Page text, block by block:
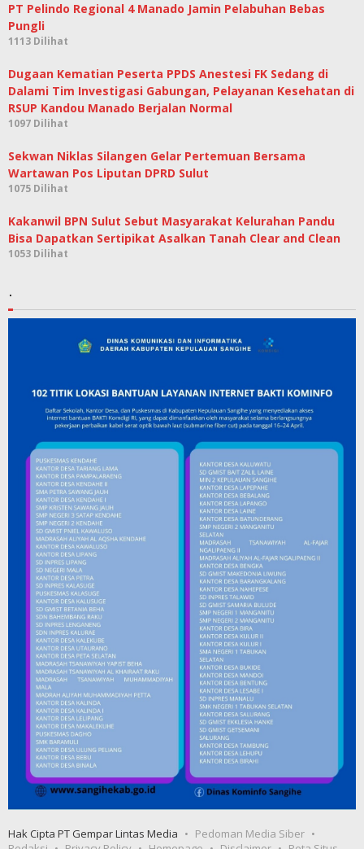
PT Pelindo Regional 4 Manado Jamin Pelabuhan Bebas
Pungli
1113 Dilihat
Dugaan Kematian Peserta PPDS Anestesi FK Sedang di
Dalami Tim Investigasi Gabungan, Pelayanan Kesehatan di
RSUP Kandou Manado Berjalan Normal
1097 Dilihat
Sekwan Niklas Silangen Gelar Pertemuan Bersama
Wartawan Pos Liputan DPRD Sulut
1075 Dilihat
Kakanwil BPN Sulut Sebut Masyarakat Kelurahan Pandu
Bisa Dapatkan Sertipikat Asalkan Tanah Clear and Clean
1053 Dilihat
.
Hak Cipta PT Gempar Lintas Media
Pedoman Media Siber